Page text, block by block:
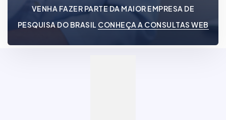
VENHA FAZER PARTE DA MAIOR EMPRESA DE
PESQUISA DO BRASIL CONHEÇA A CONSULTAS WEB